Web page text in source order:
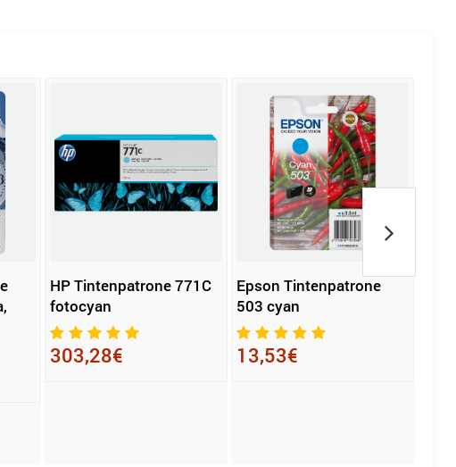
HP Tintenpatrone 771C
fotocyan
303,28€
Epson Tintenpatrone
503 cyan
13,53€